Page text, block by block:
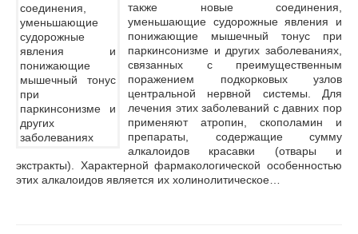
также новые соединения,
уменьшающие судорожные явления и
понижающие мышечный тонус при
паркинсонизме и других заболеваниях,
связанных с преимущественным
поражением подкорковых узлов
центральной нервной системы. Для
лечения этих заболеваний с давних пор
применяют атропин, скополамин и
препараты, содержащие сумму
алкалоидов красавки (отвары и
экстракты). Характерной фармакологической особенностью
этих алкалоидов является их холинолитическое…